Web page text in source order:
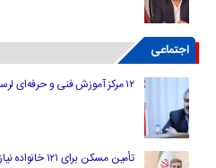
اجتماعی
۱۲ مرکز آموزش فنی و حرفه‌ای لرستان تجهیز و ساماندهی شد
تأمین مسکن برای ۱۲۱ خانواده نیازمند